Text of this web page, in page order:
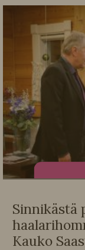
Sinnikästä
Kauko